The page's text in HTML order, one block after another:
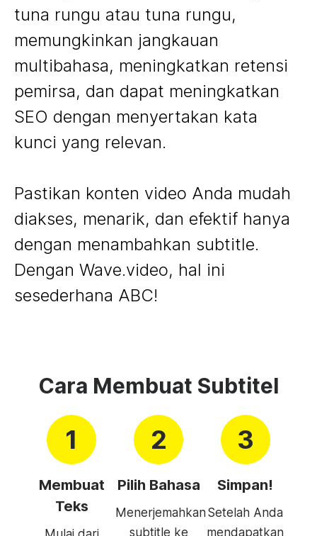
tuna rungu atau tuna rungu,
memungkinkan jangkauan
multibahasa, meningkatkan retensi
pemirsa, dan dapat meningkatkan
SEO dengan menyertakan kata
kunci yang relevan.
Pastikan konten video Anda mudah
diakses, menarik, dan efektif hanya
dengan menambahkan subtitle.
Dengan Wave.video, hal ini
sesederhana ABC!
Cara Membuat Subtitel
Membuat
Teks
Pilih Bahasa
Menerjemahkan
subtitle ke
Simpan!
Setelah Anda
mendapatkan